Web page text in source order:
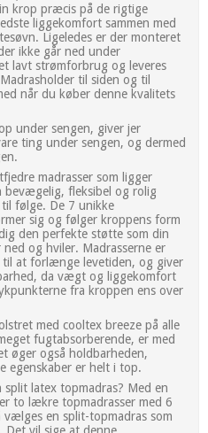
krop præcis på de rigtige
liggekomfort sammen med
Ligeledes er der monteret
ikke går ned under
lavt strømforbrug og leveres
til siden og til
når du køber denne kvalitets
under sengen, giver jer
ting under sengen, og dermed
madrasser som ligger
bevægelig, fleksibel og rolig
følge. De 7 unikke
sig og følger kroppens form
den perfekte støtte som din
og hviler. Madrasserne er
at forlænge levetiden, og giver
da vægt og liggekomfort
fra kroppen ens over
med cooltex breeze på alle
fugtabsorberende, er med
øger også holdbarheden,
egenskaber er helt i top.
split latex topmadras? Med en
to lækre topmadrasser med 6
en split-topmadras som